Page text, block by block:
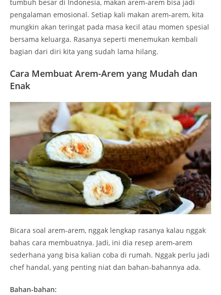
tumbuh besar di Indonesia, makan arem-arem bisa jadi
pengalaman emosional. Setiap kali makan arem-arem, kita
mungkin akan teringat pada masa kecil atau momen spesial
bersama keluarga. Rasanya seperti menemukan kembali
bagian dari diri kita yang sudah lama hilang.
Cara Membuat Arem-Arem yang Mudah dan
Enak
Bicara soal arem-arem, nggak lengkap rasanya kalau nggak
bahas cara membuatnya. Jadi, ini dia resep arem-arem
sederhana yang bisa kalian coba di rumah. Nggak perlu jadi
chef handal, yang penting niat dan bahan-bahannya ada.
Bahan-bahan: